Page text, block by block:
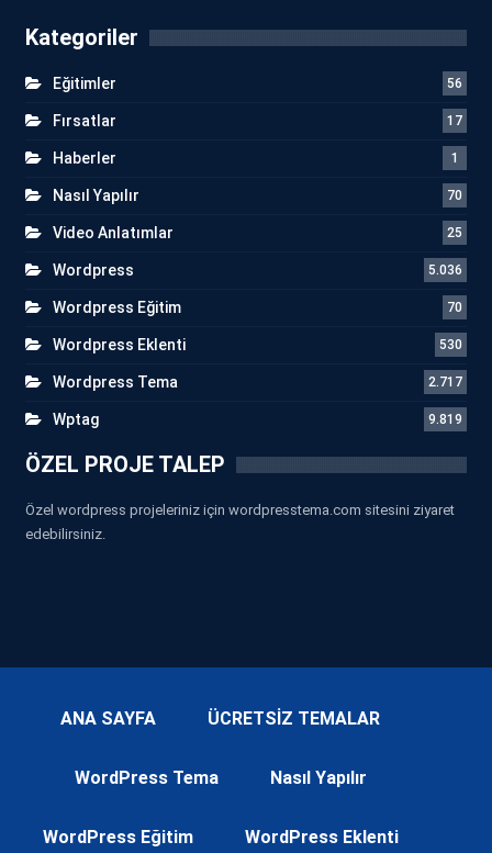
Kategoriler
Eğitimler 56
Fırsatlar 17
Haberler 1
Nasıl Yapılır 70
Video Anlatımlar 25
Wordpress 5.036
Wordpress Eğitim 70
Wordpress Eklenti 530
Wordpress Tema 2.717
Wptag 9.819
ÖZEL PROJE TALEP
Özel wordpress projeleriniz için wordpresstema.com sitesini ziyaret
edebilirsiniz.
ANA SAYFA ÜCRETSİZ TEMALAR
WordPress Tema Nasıl Yapılır
WordPress Eğitim WordPress Eklenti